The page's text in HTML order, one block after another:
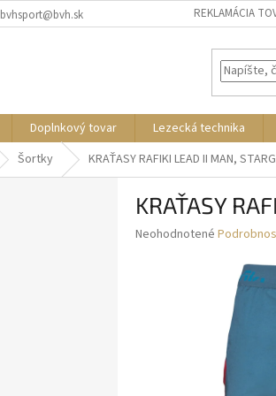
bvhsport@bvh.sk REKLAMÁCIA
Doplnkový tovar Lezecká technika
Šortky KRAŤASY RAFIKI LEAD II MAN,
KRAŤASY
Priemerné
Neohodnotené